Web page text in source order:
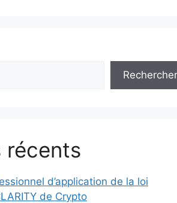
Rechercher
récents
d’application de la loi
de Crypto